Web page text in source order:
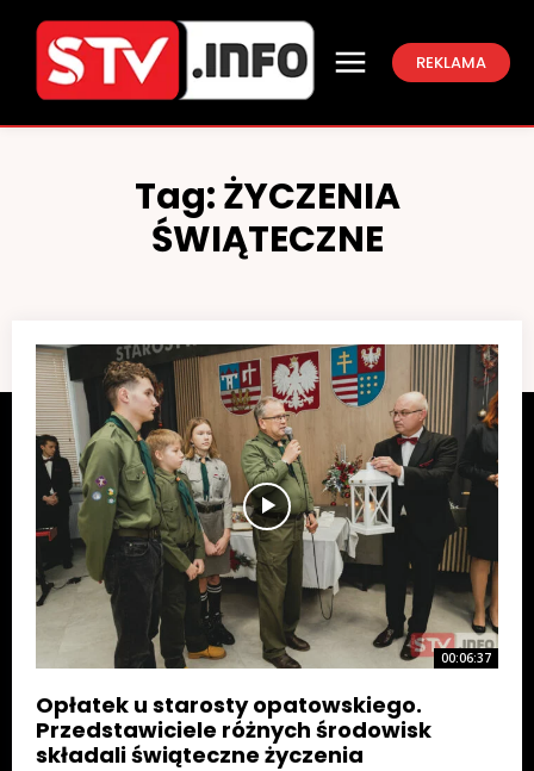
REKLAMA
Tag:ŻYCZENIA
ŚWIĄTECZNE
00:06:37
Opłatek u starosty opatowskiego.
Przedstawiciele różnych środowisk
składali świąteczne życzenia